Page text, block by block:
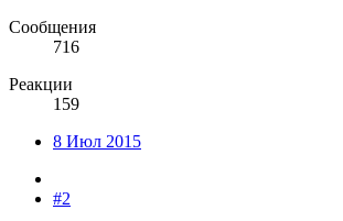
Сообщения
716
Реакции
159
8 Июл 2015
#2